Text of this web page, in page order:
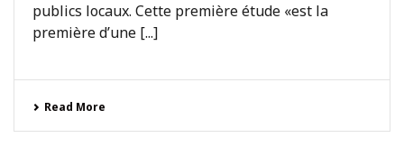
publics locaux. Cette première étude «est la
première d’une [...]
Read More